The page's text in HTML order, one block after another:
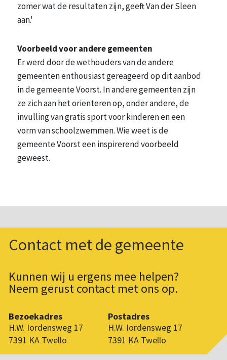
zomer wat de resultaten zijn, geeft Van der Sleen
aan.'
Voorbeeld voor andere gemeenten
Er werd door de wethouders van de andere
gemeenten enthousiast gereageerd op dit aanbod
in de gemeente Voorst. In andere gemeenten zijn
ze zich aan het oriënteren op, onder andere, de
invulling van gratis sport voor kinderen en een
vorm van schoolzwemmen. Wie weet is de
gemeente Voorst een inspirerend voorbeeld
geweest.
Contact met de gemeente
Kunnen wij u ergens mee helpen?
Neem gerust contact met ons op.
Bezoekadres
H.W. Iordensweg 17
7391 KA Twello
Postadres
H.W. Iordensweg 17
7391 KA Twello